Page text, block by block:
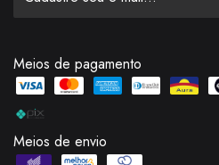
Meios de pagamento
Meios de envio